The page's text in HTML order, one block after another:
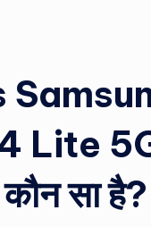
Lite
सा है?